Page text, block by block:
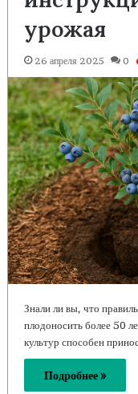
урожая
26 апреля 2025 0
Знали ли вы, что
плодоносить более 50
культур способен
Подробнее »